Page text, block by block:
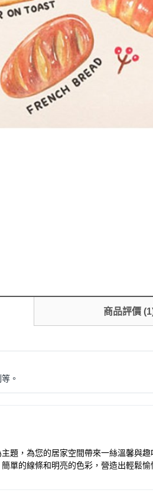
商品評價(1
。
題，為您的居家空間帶來一絲溫馨與
單的線條和明亮的色彩，營造出輕鬆